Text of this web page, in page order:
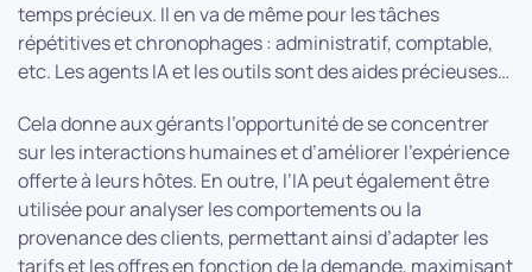
temps précieux. Il en va de même pour les tâches
répétitives et chronophages : administratif, comptable,
etc. Les agents IA et les outils sont des aides précieuses…
Cela donne aux gérants l’opportunité de se concentrer
sur les interactions humaines et d’améliorer l’expérience
offerte à leurs hôtes. En outre, l’IA peut également être
utilisée pour analyser les comportements ou la
provenance des clients, permettant ainsi d’adapter les
tarifs et les offres en fonction de la demande, maximisant